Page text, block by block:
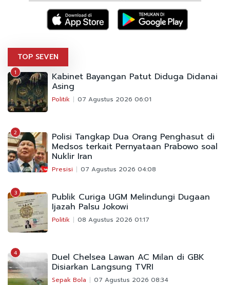
TOP SEVEN
1 Kabinet Bayangan Patut Diduga Didanai
Asing
Politik 07 Agustus 2026 06:01
2 Polisi Tangkap Dua Orang Penghasut di
Medsos terkait Pernyataan Prabowo soal
Nuklir Iran
Presisi 07 Agustus 2026 04:08
3 Publik Curiga UGM Melindungi Dugaan
Ijazah Palsu Jokowi
Politik 08 Agustus 2026 01:17
4 Duel Chelsea Lawan AC Milan di GBK
Disiarkan Langsung TVRI
Sepak Bola 07 Agustus 2026 08:34